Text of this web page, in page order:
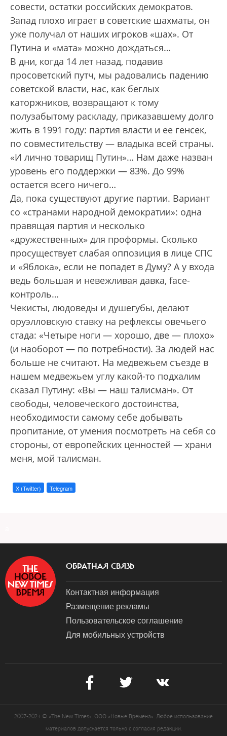
совести, остатки российских демократов.
Запад плохо играет в советские шахматы, он
уже получал от наших игроков «шах». От
Путина и «мата» можно дождаться…
В дни, когда 14 лет назад, подавив
просоветский путч, мы радовались падению
советской власти, нас, как беглых
каторжников, возвращают к тому
полузабытому раскладу, приказавшему долго
жить в 1991 году: партия власти и ее генсек,
по совместительству — владыка всей страны.
«И лично товарищ Путин»… Нам даже назван
уровень его поддержки — 83%. До 99%
остается всего ничего…
Да, пока существуют другие партии. Вариант
со «странами народной демократии»: одна
правящая партия и несколько
«дружественных» для проформы. Сколько
просуществует слабая оппозиция в лице СПС
и «Яблока», если не попадет в Думу? А у входа
ведь большая и невежливая давка, face-
контроль…
Чекисты, людоведы и душегубы, делают
оруэлловскую ставку на рефлексы овечьего
стада: «Четыре ноги — хорошо, две — плохо»
(и наоборот — по потребности). За людей нас
больше не считают. На медвежьем съезде в
нашем медвежьем углу какой-то подхалим
сказал Путину: «Вы — наш талисман». От
свободы, человеческого достоинства,
необходимости самому себе добывать
пропитание, от умения посмотреть на себя со
стороны, от европейских ценностей — храни
меня, мой талисман.
X (Twitter) Telegram
ОБРАТНАЯ СВЯЗЬ
Контактная информация
Размещение рекламы
Пользовательское соглашение
Для мобильных устройств
2007-2024 © «The New Times». ООО «Новые Времена». Любое использование
материалов допускается только с согласия редакции.